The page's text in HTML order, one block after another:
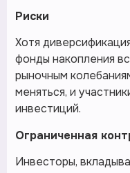
Риски
Хотя
фонды накопления
рыночным
меняться, и
инвестиций.
Ограниченная
Инвесторы,